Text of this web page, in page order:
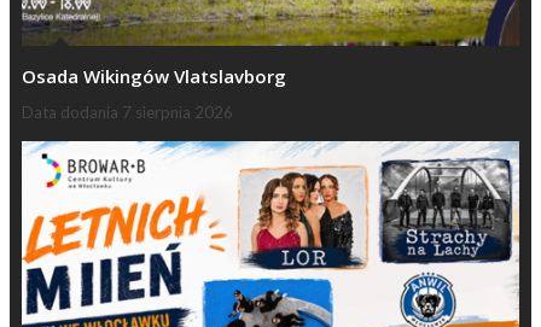
Osada Wikingów Vlatslavborg
Data dodania 7 sierpnia 2026